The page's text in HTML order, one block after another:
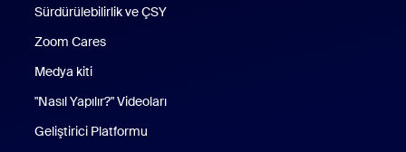
Sürdürülebilirlik ve ÇSY
Zoom Cares
Medya kiti
"Nasıl Yapılır?" Videoları
Geliştirici Platformu